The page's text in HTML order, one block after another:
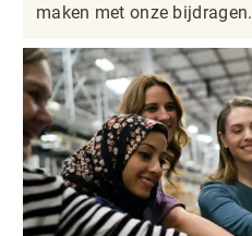
maken met onze bijdragen.